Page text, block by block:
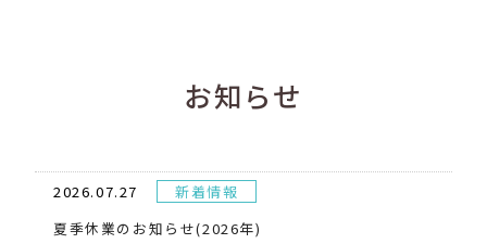
お知らせ
2026.07.27
新着情報
夏季休業のお知らせ(2026年)